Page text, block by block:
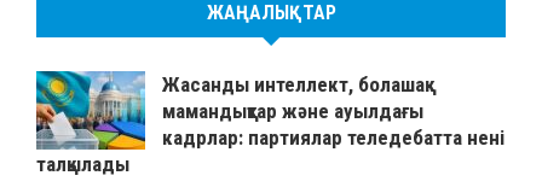
ЖАҢАЛЫҚТАР
Жасанды интеллект, болашақ
мамандықтар және ауылдағы
кадрлар: партиялар теледебатта нені
талқылады